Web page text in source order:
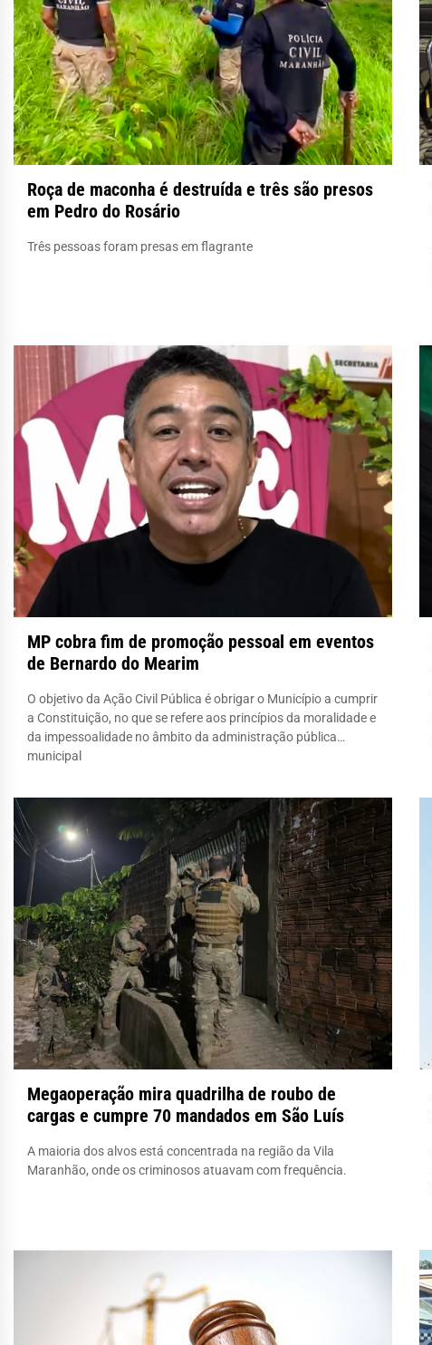
Roça de maconha é destruída e três são presos
em Pedro do Rosário
Três pessoas foram presas em flagrante
MP cobra fim de promoção pessoal em eventos
de Bernardo do Mearim
O objetivo da Ação Civil Pública é obrigar o Município a cumprir
a Constituição, no que se refere aos princípios da moralidade e
da impessoalidade no âmbito da administração pública
municipal
Megaoperação mira quadrilha de roubo de
cargas e cumpre 70 mandados em São Luís
A maioria dos alvos está concentrada na região da Vila
Maranhão, onde os criminosos atuavam com frequência.